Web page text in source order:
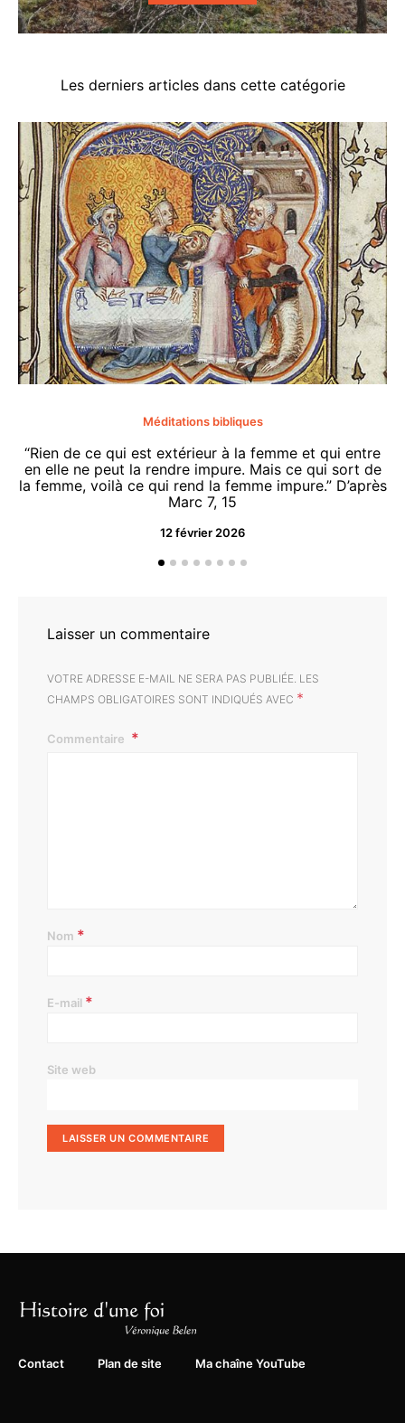
Les derniers articles dans cette catégorie
Méditations bibliques
“Rien de ce qui est extérieur à la femme et qui entre
en elle ne peut la rendre impure. Mais ce qui sort de
la femme, voilà ce qui rend la femme impure.” D’après
Marc 7, 15
12 février 2026
Laisser un commentaire
VOTRE ADRESSE E-MAIL NE SERA PAS PUBLIÉE. LES
CHAMPS OBLIGATOIRES SONT INDIQUÉS AVEC *
Commentaire
Nom *
E-mail *
Site web
Contact Plan de site Ma chaîne YouTube